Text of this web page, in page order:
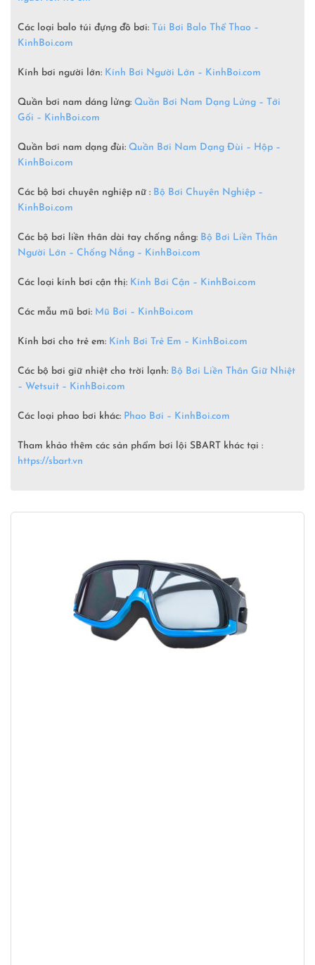
Các loại balo túi đựng đồ bơi: Túi Bơi Balo Thể Thao –
KinhBoi.com
Kính bơi người lớn: Kính Bơi Người Lớn – KinhBoi.com
Quần bơi nam dáng lửng: Quần Bơi Nam Dạng Lửng – Tới
Gối – KinhBoi.com
Quần bơi nam dạng đùi: Quần Bơi Nam Dạng Đùi – Hộp –
KinhBoi.com
Các bộ bơi chuyên nghiệp nữ : Bộ Bơi Chuyên Nghiệp –
KinhBoi.com
Các bộ bơi liền thân dài tay chống nắng: Bộ Bơi Liền Thân
Người Lớn – Chống Nắng – KinhBoi.com
Các loại kính bơi cận thị: Kính Bơi Cận – KinhBoi.com
Các mẫu mũ bơi: Mũ Bơi – KinhBoi.com
Kính bơi cho trẻ em: Kính Bơi Trẻ Em – KinhBoi.com
Các bộ bơi giữ nhiệt cho trời lạnh: Bộ Bơi Liền Thân Giữ Nhiệt
– Wetsuit – KinhBoi.com
Các loại phao bơi khác: Phao Bơi – KinhBoi.com
Tham khảo thêm các sản phẩm bơi lội SBART khác tại :
https://sbart.vn